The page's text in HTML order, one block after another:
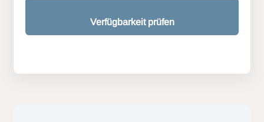
Verfügbarkeit prüfen